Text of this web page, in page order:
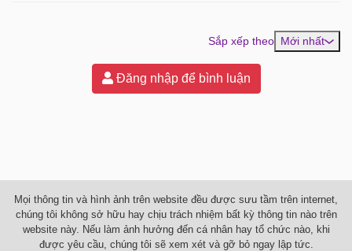
Sắp xếp theo Mới nhất
Đăng nhập để bình luận
Mọi thông tin và hình ảnh trên website đều được sưu tầm trên internet,
chúng tôi không sở hữu hay chịu trách nhiệm bất kỳ thông tin nào trên
website này. Nếu làm ảnh hưởng đến cá nhân hay tổ chức nào, khi
được yêu cầu, chúng tôi sẽ xem xét và gỡ bỏ ngay lập tức.